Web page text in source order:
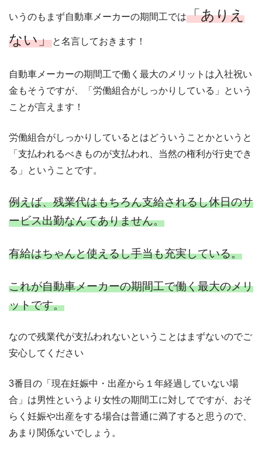
いうのもまず自動車メーカーの期間工では「ありえ
ない」と名言しておきます！
自動車メーカーの期間工で働く最大のメリットは入社祝い
金もそうですが、「労働組合がしっかりしている」という
ことが言えます！
労働組合がしっかりしているとはどういうことかというと
「支払われるべきものが支払われ、当然の権利が行史でき
る」ということです。
例えば、残業代はもちろん支給されるし休日のサ
ービス出勤なんてありません。
有給はちゃんと使えるし手当も充実している。
これが自動車メーカーの期間工で働く最大のメリ
ットです。
なので残業代が支払われないということはまずないのでご
安心してください
3番目の「現在妊娠中・出産から１年経過していない場
合」は男性というより女性の期間工に対してですが、おそ
らく妊娠や出産をする場合は普通に満了すると思うので、
あまり関係ないでしょう。